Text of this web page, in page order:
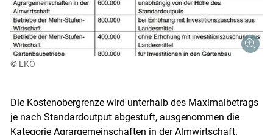
© LKÖ
Die Kostenobergrenze wird unterhalb des Maximalbetrags
je nach Standardoutput abgestuft, ausgenommen die
Kategorie Agrargemeinschaften in der Almwirtschaft.